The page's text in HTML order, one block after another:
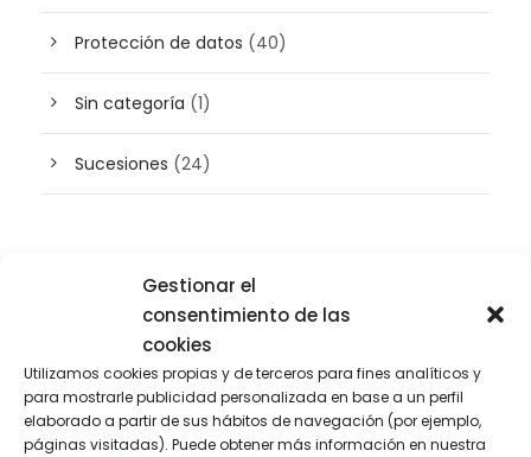
Gestionar el
consentimiento de las
cookies
Utilizamos cookies propias y de terceros para fines analíticos y
para mostrarle publicidad personalizada en base a un perfil
elaborado a partir de sus hábitos de navegación (por ejemplo,
páginas visitadas). Puede obtener más información en nuestra
Protección de datos (40)
Sin categoría (1)
Sucesiones (24)
Buscador de artículos